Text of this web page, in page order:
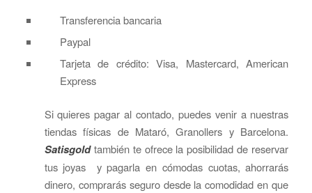
Transferencia bancaria
Paypal
Tarjeta de crédito: Visa, Mastercard, American
Express
Si quieres pagar al contado, puedes venir a nuestras
tiendas físicas de Mataró, Granollers y Barcelona.
Satisgold también te ofrece la posibilidad de reservar
tus joyas y pagarla en cómodas cuotas, ahorrarás
dinero, comprarás seguro desde la comodidad en que